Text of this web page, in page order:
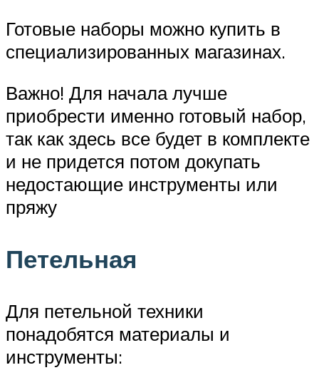
Готовые наборы можно купить в
специализированных магазинах.
Важно! Для начала лучше
приобрести именно готовый набор,
так как здесь все будет в комплекте
и не придется потом докупать
недостающие инструменты или
пряжу
Петельная
Для петельной техники
понадобятся материалы и
инструменты: